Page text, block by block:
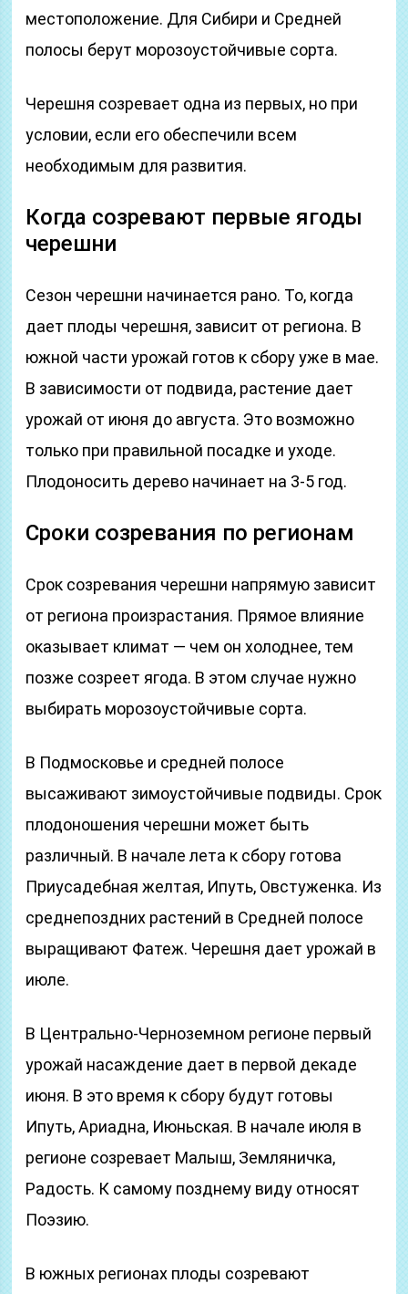
местоположение. Для Сибири и Средней
полосы берут морозоустойчивые сорта.
Черешня созревает одна из первых, но при
условии, если его обеспечили всем
необходимым для развития.
Когда созревают первые ягоды
черешни
Сезон черешни начинается рано. То, когда
дает плоды черешня, зависит от региона. В
южной части урожай готов к сбору уже в мае.
В зависимости от подвида, растение дает
урожай от июня до августа. Это возможно
только при правильной посадке и уходе.
Плодоносить дерево начинает на 3-5 год.
Сроки созревания по регионам
Срок созревания черешни напрямую зависит
от региона произрастания. Прямое влияние
оказывает климат — чем он холоднее, тем
позже созреет ягода. В этом случае нужно
выбирать морозоустойчивые сорта.
В Подмосковье и средней полосе
высаживают зимоустойчивые подвиды. Срок
плодоношения черешни может быть
различный. В начале лета к сбору готова
Приусадебная желтая, Ипуть, Овстуженка. Из
среднепоздних растений в Средней полосе
выращивают Фатеж. Черешня дает урожай в
июле.
В Центрально-Черноземном регионе первый
урожай насаждение дает в первой декаде
июня. В это время к сбору будут готовы
Ипуть, Ариадна, Июньская. В начале июля в
регионе созревает Малыш, Земляничка,
Радость. К самому позднему виду относят
Поэзию.
В южных регионах плоды созревают